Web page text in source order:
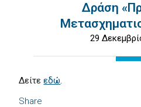
Δράση
29
Share
Δείτεεδώ.